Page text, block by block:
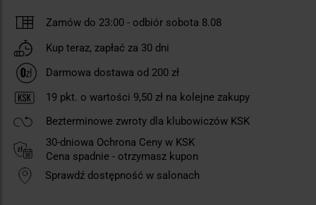
Zamów do 23:00 - odbiór sobota 8.08
Kup teraz, zapłać za 30 dni
Darmowa dostawa od 200 zł
19 pkt. o wartości 9,50 zł na kolejne zakupy
Bezterminowe zwroty dla klubowiczów KSK
30-dniowa Ochrona Ceny w KSK
Cena spadnie - otrzymasz kupon
Sprawdź dostępność w salonach